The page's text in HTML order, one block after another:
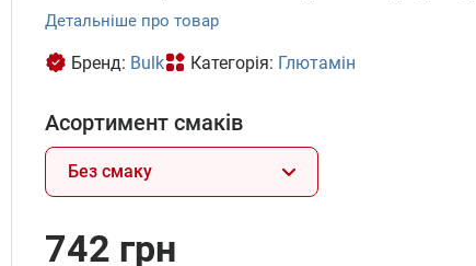
Детальніше про товар
Бренд: Bulk Категорія: Глютамін
Асортимент смаків
Без смаку
742 грн